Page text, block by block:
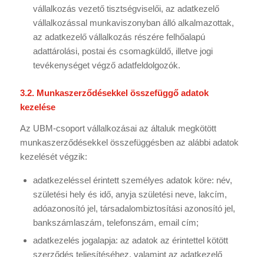
vállalkozás vezető tisztségviselői, az adatkezelő
vállalkozással munkaviszonyban álló alkalmazottak,
az adatkezelő vállalkozás részére felhőalapú
adattárolási, postai és csomagküldő, illetve jogi
tevékenységet végző adatfeldolgozók.
3.2. Munkaszerződésekkel összefüggő adatok
kezelése
Az UBM-csoport vállalkozásai az általuk megkötött
munkaszerződésekkel összefüggésben az alábbi adatok
kezelését végzik:
adatkezeléssel érintett személyes adatok köre: név,
születési hely és idő, anyja születési neve, lakcím,
adóazonosító jel, társadalombiztosítási azonosító jel,
bankszámlaszám, telefonszám, email cím;
adatkezelés jogalapja: az adatok az érintettel kötött
szerződés teljesítéséhez, valamint az adatkezelő